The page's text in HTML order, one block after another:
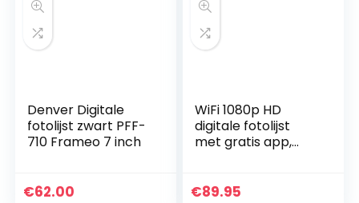
Denver Digitale
fotolijst zwart PFF-
710 Frameo 7 inch
€62.00
WiFi 1080p HD
digitale fotolijst
met gratis app,
Persoonlijke
€89.95